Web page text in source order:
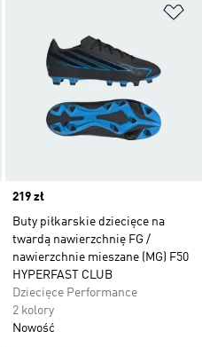
Price
219 zł
Buty piłkarskie dziecięce na
twardą nawierzchnię FG /
nawierzchnie mieszane (MG) F50
HYPERFAST CLUB
Dziecięce Performance
2 kolory
Nowość